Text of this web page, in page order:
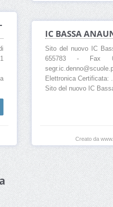
IC BASSA
Sito del nuovo IC
655783 - Fax
Elettronica Certificata:
Sito del nuovo IC
Creato da